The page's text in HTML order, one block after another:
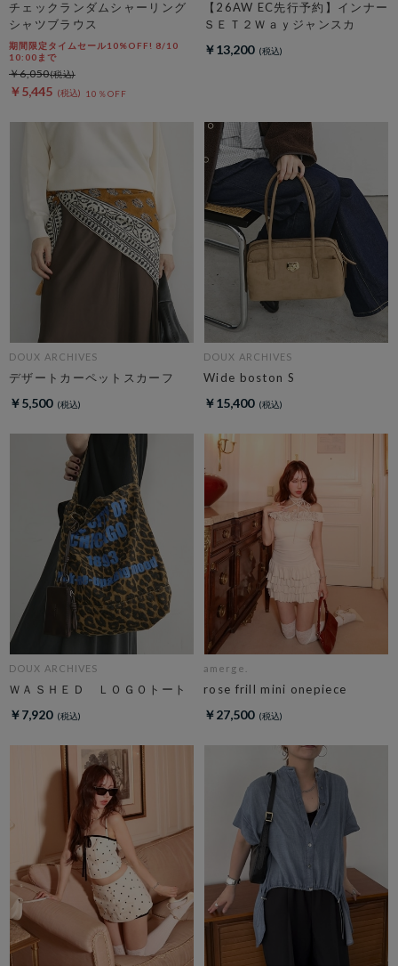
チェックランダムシャーリング
シャツブラウス
期間限定タイムセール10%OFF! 8/10
10:00まで
￥5,445 10％OFF
￥6,050
【26AW EC先行予約】インナー
ＳＥＴ２Ｗａｙジャンスカ
￥13,200
DOUX ARCHIVES
デザートカーペットスカーフ
￥5,500
DOUX ARCHIVES
Wide boston S
￥15,400
DOUX ARCHIVES
ＷＡＳＨＥＤ ＬＯＧＯトート
￥7,920
amerge.
rose frill mini onepiece
￥27,500